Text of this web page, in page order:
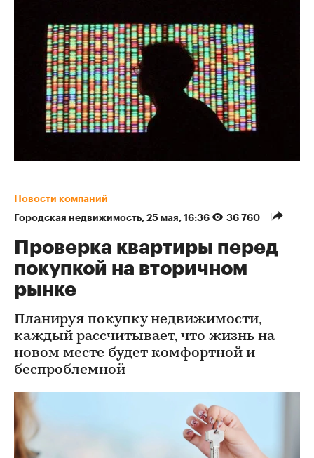
Новости компаний
Городская недвижимость⁠, 25 мая, 16:36 36 760
Проверка квартиры перед
покупкой на вторичном
рынке
Планируя покупку недвижимости,
каждый рассчитывает, что жизнь на
новом месте будет комфортной и
беспроблемной